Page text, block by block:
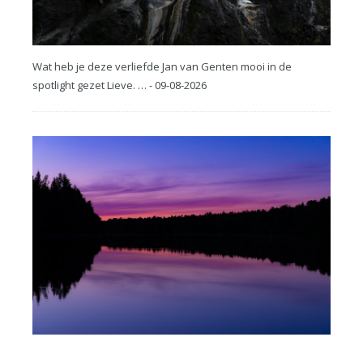
Wat heb je deze verliefde Jan van Genten mooi in de
spotlight gezet Lieve. … - 09-08-2026